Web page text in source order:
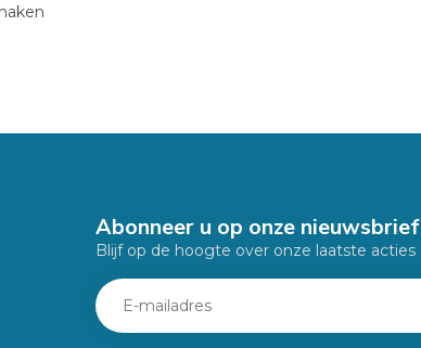
Abonneer u op onze nieuwsbrief
Blijf op de hoogte over onze laatste acties